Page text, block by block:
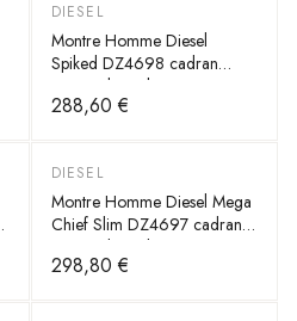
DIESEL
Montre Homme Diesel
Spiked DZ4698 cadran
marron bracelet cuir
288,60 €
DIESEL
Montre Homme Diesel Mega
Chief Slim DZ4697 cadran
marron bracelet acier
298,80 €